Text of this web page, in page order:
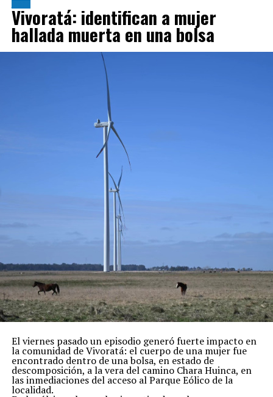
Vivoratá: identifican a mujer
hallada muerta en una bolsa
El viernes pasado un episodio generó fuerte impacto en
la comunidad de Vivoratá: el cuerpo de una mujer fue
encontrado dentro de una bolsa, en estado de
descomposición, a la vera del camino Chara Huinca, en
las inmediaciones del acceso al Parque Eólico de la
localidad.